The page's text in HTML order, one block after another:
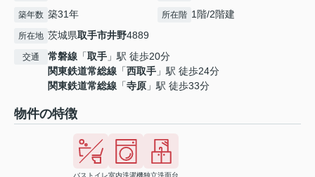
築年数 築31年 所在階 1階/2階建
所在地 茨城県取手市井野4889
交通 常磐線 「取手 」駅 徒歩20分
関東鉄道常総線 「西取手 」駅 徒歩24分
関東鉄道常総線 「寺原 」駅 徒歩33分
物件の特徴